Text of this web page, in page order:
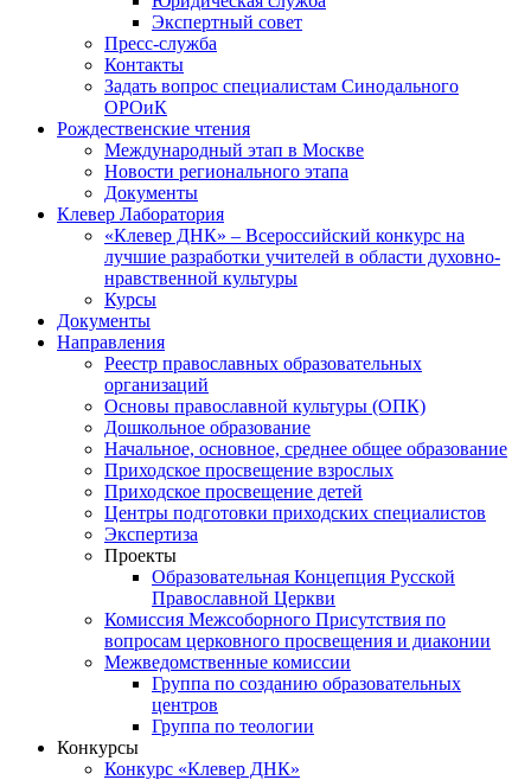
Экспертный совет
Пресс-служба
Контакты
Задать вопрос специалистам Синодального
ОРОиК
Рождественские чтения
Международный этап в Москве
Новости регионального этапа
Документы
Клевер Лаборатория
«Клевер ДНК» – Всероссийский конкурс на
лучшие разработки учителей в области духовно-
нравственной культуры
Курсы
Документы
Направления
Реестр православных образовательных
организаций
Основы православной культуры (ОПК)
Дошкольное образование
Начальное, основное, среднее общее образование
Приходское просвещение взрослых
Приходское просвещение детей
Центры подготовки приходских специалистов
Экспертиза
Проекты
Образовательная Концепция Русской
Православной Церкви
Комиссия Межсоборного Присутствия по
вопросам церковного просвещения и диаконии
Межведомственные комиссии
Группа по созданию образовательных
центров
Группа по теологии
Конкурсы
Конкурс «Клевер ДНК»